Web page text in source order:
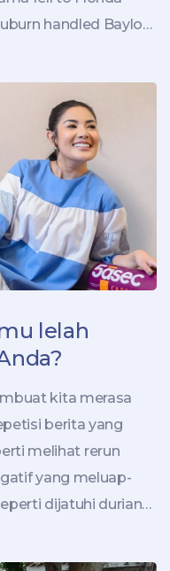
handled Baylor,
lelah
kita merasa
berita yang
melihat rerun
yang meluap-
dijatuhi durian